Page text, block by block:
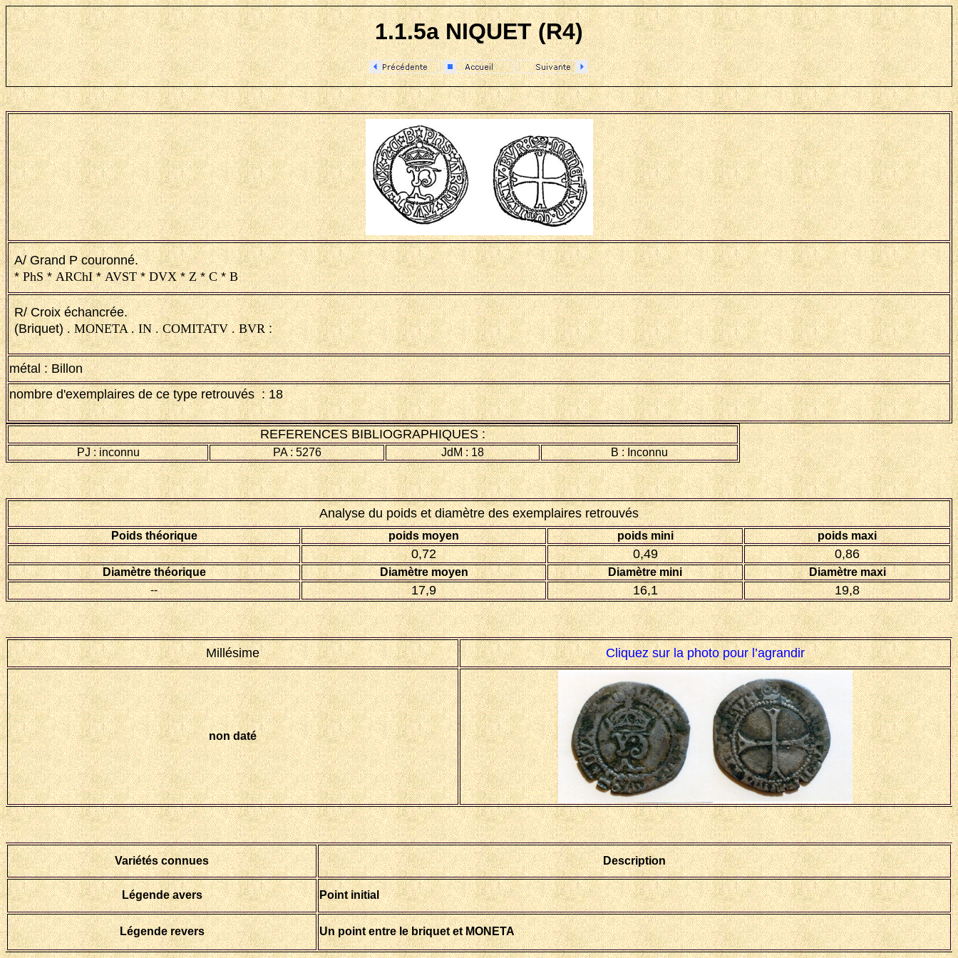
1.1.5a NIQUET (R4)
A/ Grand P couronné.
*PhS*ARChI*AVST*DVX*Z*C*B
R/ Croix échancrée.
(Briquet). MONETA . IN . COMITATV . BVR:
métal : Billon
nombre d'exemplaires de ce type retrouvés : 18
REFERENCES BIBLIOGRAPHIQUES :
PJ : inconnu PA : 5276 JdM : 18 B : Inconnu
Analyse du poids et diamètre des exemplaires retrouvés
Poids théorique poids moyen poids mini poids maxi
0,72 0,49 0,86
Diamètre théorique Diamètre moyen Diamètre mini
Diamètre maxi
--
17,9 16,1 19,8
Millésime Cliquez sur la photo pour l’agrandir
non daté
Variétés connues Description
Légende avers Point initial
Légende revers Un point entre le briquet et MONETA